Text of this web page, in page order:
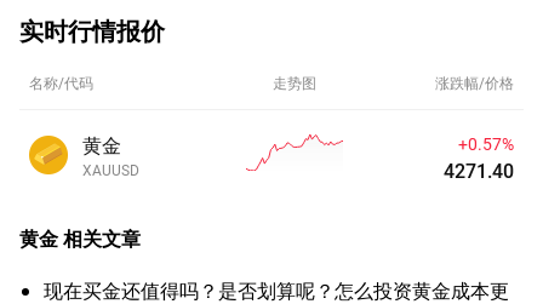
实时行情报价
名称/代码 走势图 涨跌幅/价格
黄金
XAUUSD
+0.57%
4271.41
黄金相关文章
现在买金还值得吗？是否划算呢？怎么投资黄金成本更